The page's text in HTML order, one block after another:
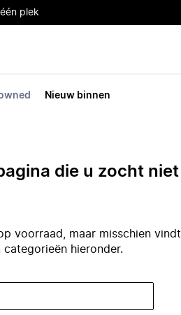
plek
Nieuw binnen
die u zocht niet
voorraad, maar misschien vindt
hieronder.